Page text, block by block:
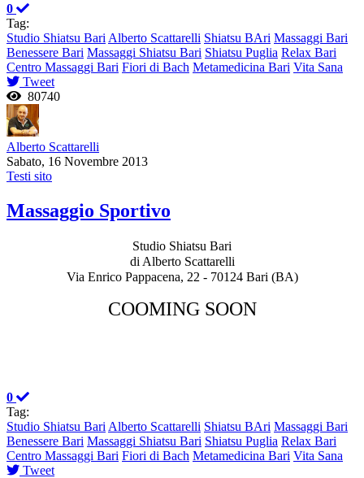
0
Tag:
Studio Shiatsu Bari Alberto Scattarelli Shiatsu BAri Massaggi Bari
Benessere Bari Massaggi Shiatsu Bari Shiatsu Puglia Relax Bari
Centro Massaggi Bari Fiori di Bach Metamedicina Bari Vita Sana
Tweet
80740
Alberto Scattarelli
Sabato, 16 Novembre 2013
Testi sito
Massaggio Sportivo
Studio Shiatsu Bari
di Alberto Scattarelli
Via Enrico Pappacena, 22 - 70124 Bari (BA)
COOMING SOON
0
Tag:
Studio Shiatsu Bari Alberto Scattarelli Shiatsu BAri Massaggi Bari
Benessere Bari Massaggi Shiatsu Bari Shiatsu Puglia Relax Bari
Centro Massaggi Bari Fiori di Bach Metamedicina Bari Vita Sana
Tweet